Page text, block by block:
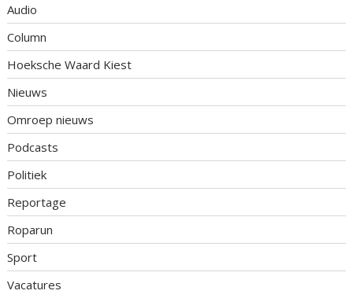
Audio
Column
Hoeksche Waard Kiest
Nieuws
Omroep nieuws
Podcasts
Politiek
Reportage
Roparun
Sport
Vacatures